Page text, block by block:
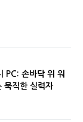
PC: 손바닥 위 워
묵직한 실력자